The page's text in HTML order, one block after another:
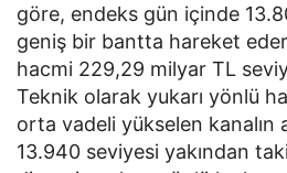
göre, endeks gün içinde
geniş bir bantta hareket
hacmi 229,29 milyar TL
Teknik olarak yukarı yönlü
orta vadeli yükselen
13.940 seviyesi yakından